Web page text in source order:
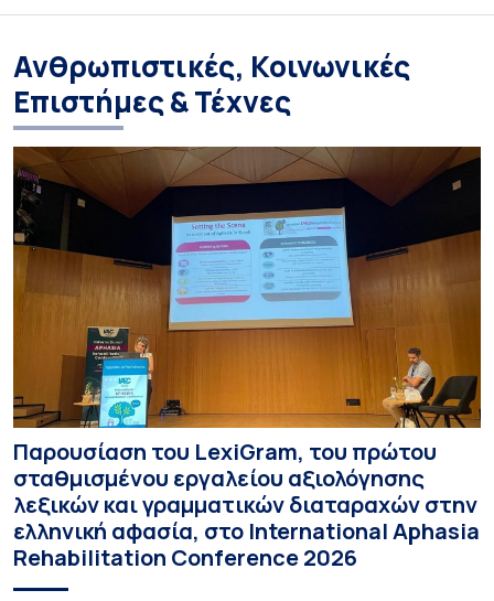
Ανθρωπιστικές, Κοινωνικές
Επιστήμες & Τέχνες
Παρουσίαση του LexiGram, του πρώτου
σταθμισμένου εργαλείου αξιολόγησης
λεξικών και γραμματικών διαταραχών στην
ελληνική αφασία, στο International Aphasia
Rehabilitation Conference 2026